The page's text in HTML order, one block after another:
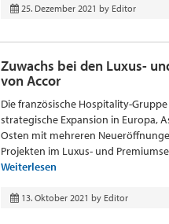
25. Dezember 2021 by Editor
Zuwachs bei den Luxus-
von Accor
Die französische Hospitality-
strategische Expansion in Europa,
Osten mit mehreren
Projekten im Luxus- und
Weiterlesen
13. Oktober 2021 by Editor